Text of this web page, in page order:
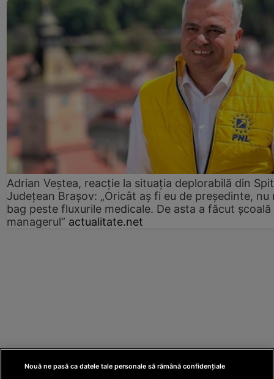
Adrian Veștea, reacție la situația deplorabilă din
Județean Brașov: „Oricât aș fi eu de președinte, nu
bag peste fluxurile medicale. De asta a făcut școală
managerul” actualitate.net
Nouă ne pasă ca datele tale personale să rămână confidențiale